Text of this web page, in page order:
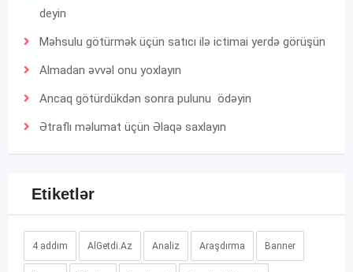
deyin
Məhsulu götürmək üçün satıcı ilə ictimai yerdə görüşün
Almadan əvvəl onu yoxlayın
Ancaq götürdükdən sonra pulunu ödəyin
Ətraflı məlumat üçün Əlaqə saxlayın
Etiketlər
4 addım AlGetdi.Az Analiz Araşdırma Banner